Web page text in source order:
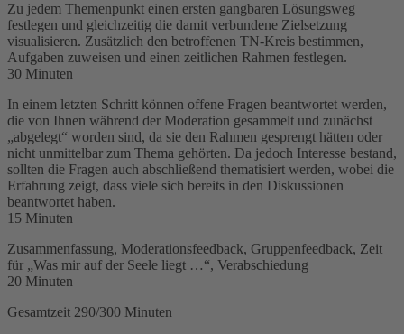
Zu jedem Themenpunkt einen ersten gangbaren Lösungsweg
festlegen und gleichzeitig die damit verbundene Zielsetzung
visualisieren. Zusätzlich den betroffenen TN-Kreis bestimmen,
Aufgaben zuweisen und einen zeitlichen Rahmen festlegen.
30 Minuten
In einem letzten Schritt können offene Fragen beantwortet werden,
die von Ihnen während der Moderation gesammelt und zunächst
„abgelegt“ worden sind, da sie den Rahmen gesprengt hätten oder
nicht unmittelbar zum Thema gehörten. Da jedoch Interesse bestand,
sollten die Fragen auch abschließend thematisiert werden, wobei die
Erfahrung zeigt, dass viele sich bereits in den Diskussionen
beantwortet haben.
15 Minuten
Zusammenfassung, Moderationsfeedback, Gruppenfeedback, Zeit
für „Was mir auf der Seele liegt …“, Verabschiedung
20 Minuten
Gesamtzeit 290/300 Minuten